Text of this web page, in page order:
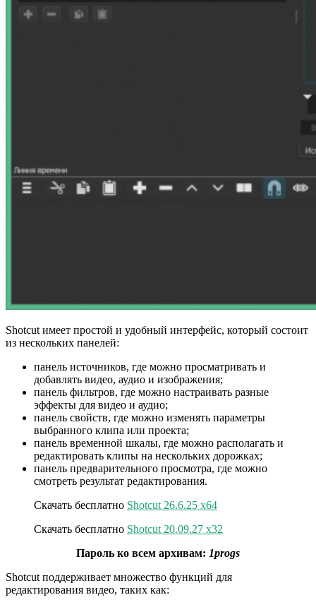
Shotcut имеет простой и удобный интерфейс, который состоит
из нескольких панелей:
панель источников, где можно просматривать и
добавлять видео, аудио и изображения;
панель фильтров, где можно настраивать разные
эффекты для видео и аудио;
панель свойств, где можно изменять параметры
выбранного клипа или проекта;
панель временной шкалы, где можно располагать и
редактировать клипы на нескольких дорожках;
панель предварительного просмотра, где можно
смотреть результат редактирования.
Скачать бесплатно Shotcut 26.6.25 x64
Скачать бесплатно Shotcut 20.09.27 x32
Пароль ко всем архивам: 1progs
Shotcut поддерживает множество функций для
редактирования видео, таких как: